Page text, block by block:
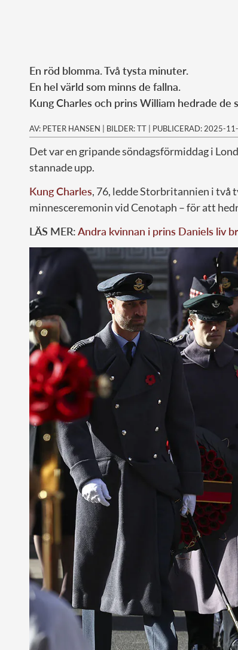
En röd blomma. Två tysta minuter.
En hel värld som minns de fallna.
Kung Charles och prins William hedrade de
AV: PETER HANSEN | BILDER: TT | PUBLICERAD: 2025-
Det var en gripande söndagsförmiddag i
stannade upp.
Kung Charles, 76, ledde Storbritannien i två
minnesceremonin vid Cenotaph – för att
LÄS MER:Andra kvinnan i prins Daniels liv